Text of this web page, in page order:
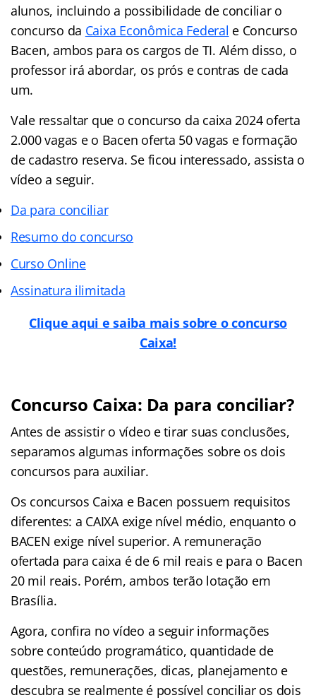
alunos, incluindo a possibilidade de conciliar o
concurso da Caixa Econômica Federal e Concurso
Bacen, ambos para os cargos de TI. Além disso, o
professor irá abordar, os prós e contras de cada
um.
Vale ressaltar que o concurso da caixa 2024 oferta
2.000 vagas e o Bacen oferta 50 vagas e formação
de cadastro reserva. Se ficou interessado, assista o
vídeo a seguir.
Da para conciliar
Resumo do concurso
Curso Online
Assinatura ilimitada
Clique aqui e saiba mais sobre o concurso
Caixa!
Concurso Caixa: Da para conciliar?
Antes de assistir o vídeo e tirar suas conclusões,
separamos algumas informações sobre os dois
concursos para auxiliar.
Os concursos Caixa e Bacen possuem requisitos
diferentes: a CAIXA exige nível médio, enquanto o
BACEN exige nível superior. A remuneração
ofertada para caixa é de 6 mil reais e para o Bacen
20 mil reais. Porém, ambos terão lotação em
Brasília.
Agora, confira no vídeo a seguir informações
sobre conteúdo programático, quantidade de
questões, remunerações, dicas, planejamento e
descubra se realmente é possível conciliar os dois